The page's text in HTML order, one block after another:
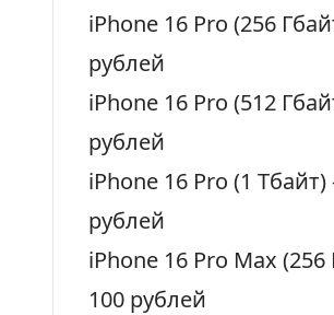
iPhone 16 Pro (256
рублей
iPhone 16 Pro (512
рублей
iPhone 16 Pro (1
рублей
iPhone 16 Pro Max
100 рублей